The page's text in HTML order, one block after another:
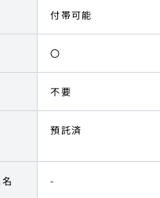
付帯可能
〇
不要
預託済
-